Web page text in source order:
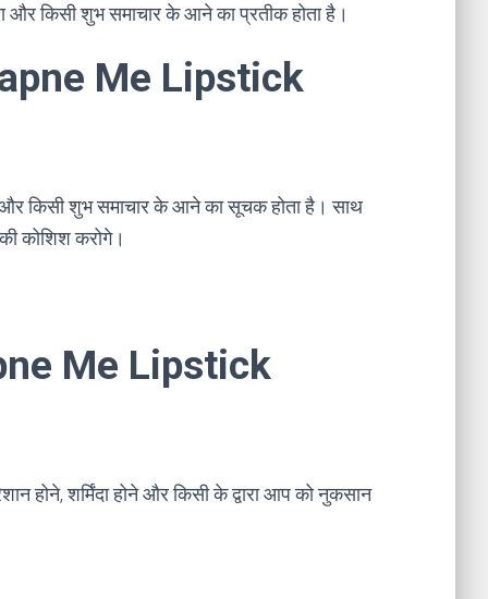
किसी शुभ समाचार के आने का प्रतीक होता है।
Me Lipstick
किसी शुभ समाचार के आने का सूचक होता है। साथ
कोशिश करोगे।
Me Lipstick
होने, शर्मिंदा होने और किसी के द्वारा आप को नुकसान